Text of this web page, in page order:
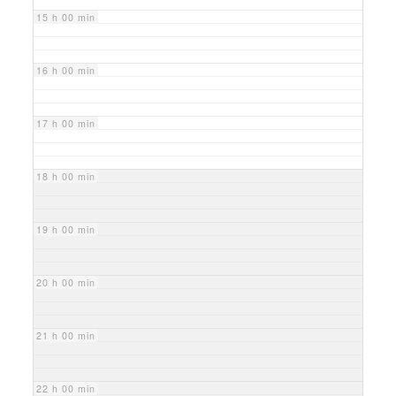
15 h 00 min
16 h 00 min
17 h 00 min
18 h 00 min
19 h 00 min
20 h 00 min
21 h 00 min
22 h 00 min